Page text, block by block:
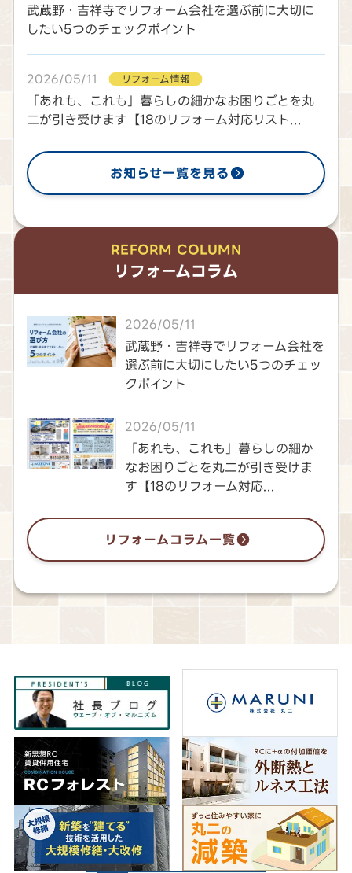
武蔵野・吉祥寺でリフォーム会社を選ぶ前に大切に
したい5つのチェックポイント
2026/05/11 リフォーム情報
「あれも、これも」暮らしの細かなお困りごとを丸
二が引き受けます【18のリフォーム対応リスト...
お知らせ一覧を見る
REFORM COLUMN
リフォームコラム
2026/05/11
武蔵野・吉祥寺でリフォーム会社を
選ぶ前に大切にしたい5つのチェッ
クポイント
2026/05/11
「あれも、これも」暮らしの細か
なお困りごとを丸二が引き受けま
す【18のリフォーム対応...
リフォームコラム一覧